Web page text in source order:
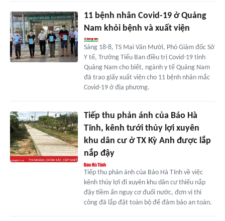
11 bệnh nhân Covid-19 ở Quảng
Nam khỏi bệnh và xuất viện
Sáng 18-8, TS Mai Văn Mười, Phó Giám đốc Sở
Y tế, Trưởng Tiểu Ban điều trị Covid-19 tỉnh
Quảng Nam cho biết, ngành y tế Quảng Nam
đã trao giấy xuất viện cho 11 bệnh nhân mắc
Covid-19 ở địa phương.
Tiếp thu phản ánh của Báo Hà
Tĩnh, kênh tưới thủy lợi xuyên
khu dân cư ở TX Kỳ Anh được lắp
nắp đậy
Tiếp thu phản ánh của Báo Hà Tĩnh về việc
kênh thủy lợi đi xuyên khu dân cư thiếu nắp
đậy tiềm ẩn nguy cơ đuối nước, đơn vị thi
công đã lắp đặt toàn bộ để đảm bảo an toàn.